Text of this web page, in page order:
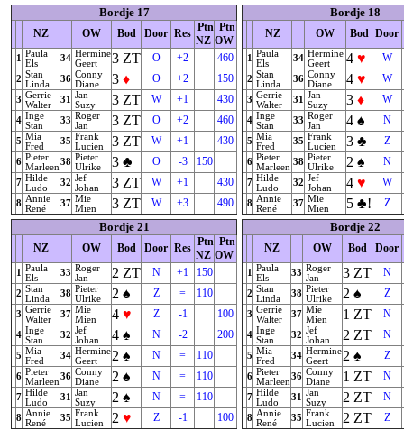
Bordje 17
NZ OW Bod Door Res Ptn
NZ
Ptn
OW
1
Paula
Els
34 Hermine
Geert
3 ZT O +2 460
2 Stan
Linda
36 Conny
Diane
3 ♦ O +2 150
3 Gerrie
Walter
31
Jan
Suzy
3 ZT W +1 430
4 Inge
Stan
33 Roger
Jan
3 ZT O +2 460
5 Mia
Fred
35 Frank
Lucien
3 ZT W +1 430
6 Pieter
Marleen
38 Pieter
Ulrike
3 ♣ O -3 150
7 Hilde
Ludo
32 Jef
Johan
3 ZT W +1 430
8 Annie
René
37 Mie
Mien
3 ZT W +3 490
Bordje 18
NZ OW Bod Door
1
Paula
Els
34 Hermine
Geert
4 ♥ W
2 Stan
Linda
36 Conny
Diane
4 ♥ W
3 Gerrie
Walter
31
Jan
Suzy
3 ♦ W
4 Inge
Stan
33 Roger
Jan
4 ♠ N
5 Mia
Fred
35 Frank
Lucien
3 ♣ Z
6 Pieter
Marleen
38 Pieter
Ulrike
2 ♠ N
7 Hilde
Ludo
32 Jef
Johan
4 ♥ W
8 Annie
René
37 Mie
Mien
5 ♣! Z
Bordje 21
NZ OW Bod Door Res Ptn
NZ
Ptn
OW
1
Paula
Els
33 Roger
Jan
2 ZT N +1 150
2 Stan
Linda
38 Pieter
Ulrike
2 ♠ Z = 110
3 Gerrie
Walter
37 Mie
Mien
4 ♥ Z -1 100
4 Inge
Stan
32 Jef
Johan
4 ♠ N -2 200
5 Mia
Fred
34 Hermine
Geert
2 ♠ N = 110
6 Pieter
Marleen
36 Conny
Diane
2 ♠ N = 110
7 Hilde
Ludo
31
Jan
Suzy
2 ♠ N = 110
8 Annie
René
35 Frank
Lucien
2 ♥ Z -1 100
Bordje 22
NZ OW Bod Door
1
Paula
Els
33 Roger
Jan
3 ZT N
2 Stan
Linda
38 Pieter
Ulrike
2 ♠ Z
3 Gerrie
Walter
37 Mie
Mien
1 ZT N
4 Inge
Stan
32 Jef
Johan
2 ZT N
5 Mia
Fred
34 Hermine
Geert
2 ♠ Z
6 Pieter
Marleen
36 Conny
Diane
1 ZT N
7 Hilde
Ludo
31
Jan
Suzy
2 ZT N
8 Annie
René
35 Frank
Lucien
2 ZT Z